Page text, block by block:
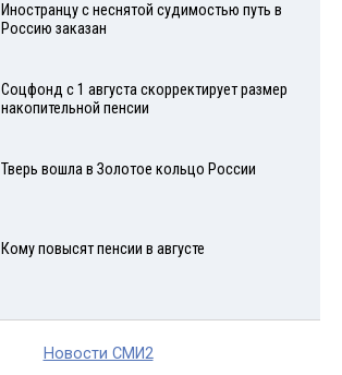
Иностранцу с неснятой судимостью путь в
Россию заказан
Соцфонд с 1 августа скорректирует размер
накопительной пенсии
Тверь вошла в Золотое кольцо России
Кому повысят пенсии в августе
Новости СМИ2